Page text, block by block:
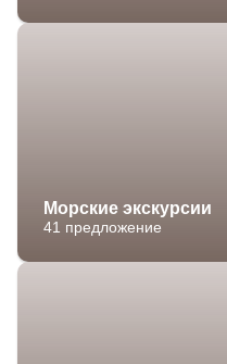
Морские экскурсии
41 предложение